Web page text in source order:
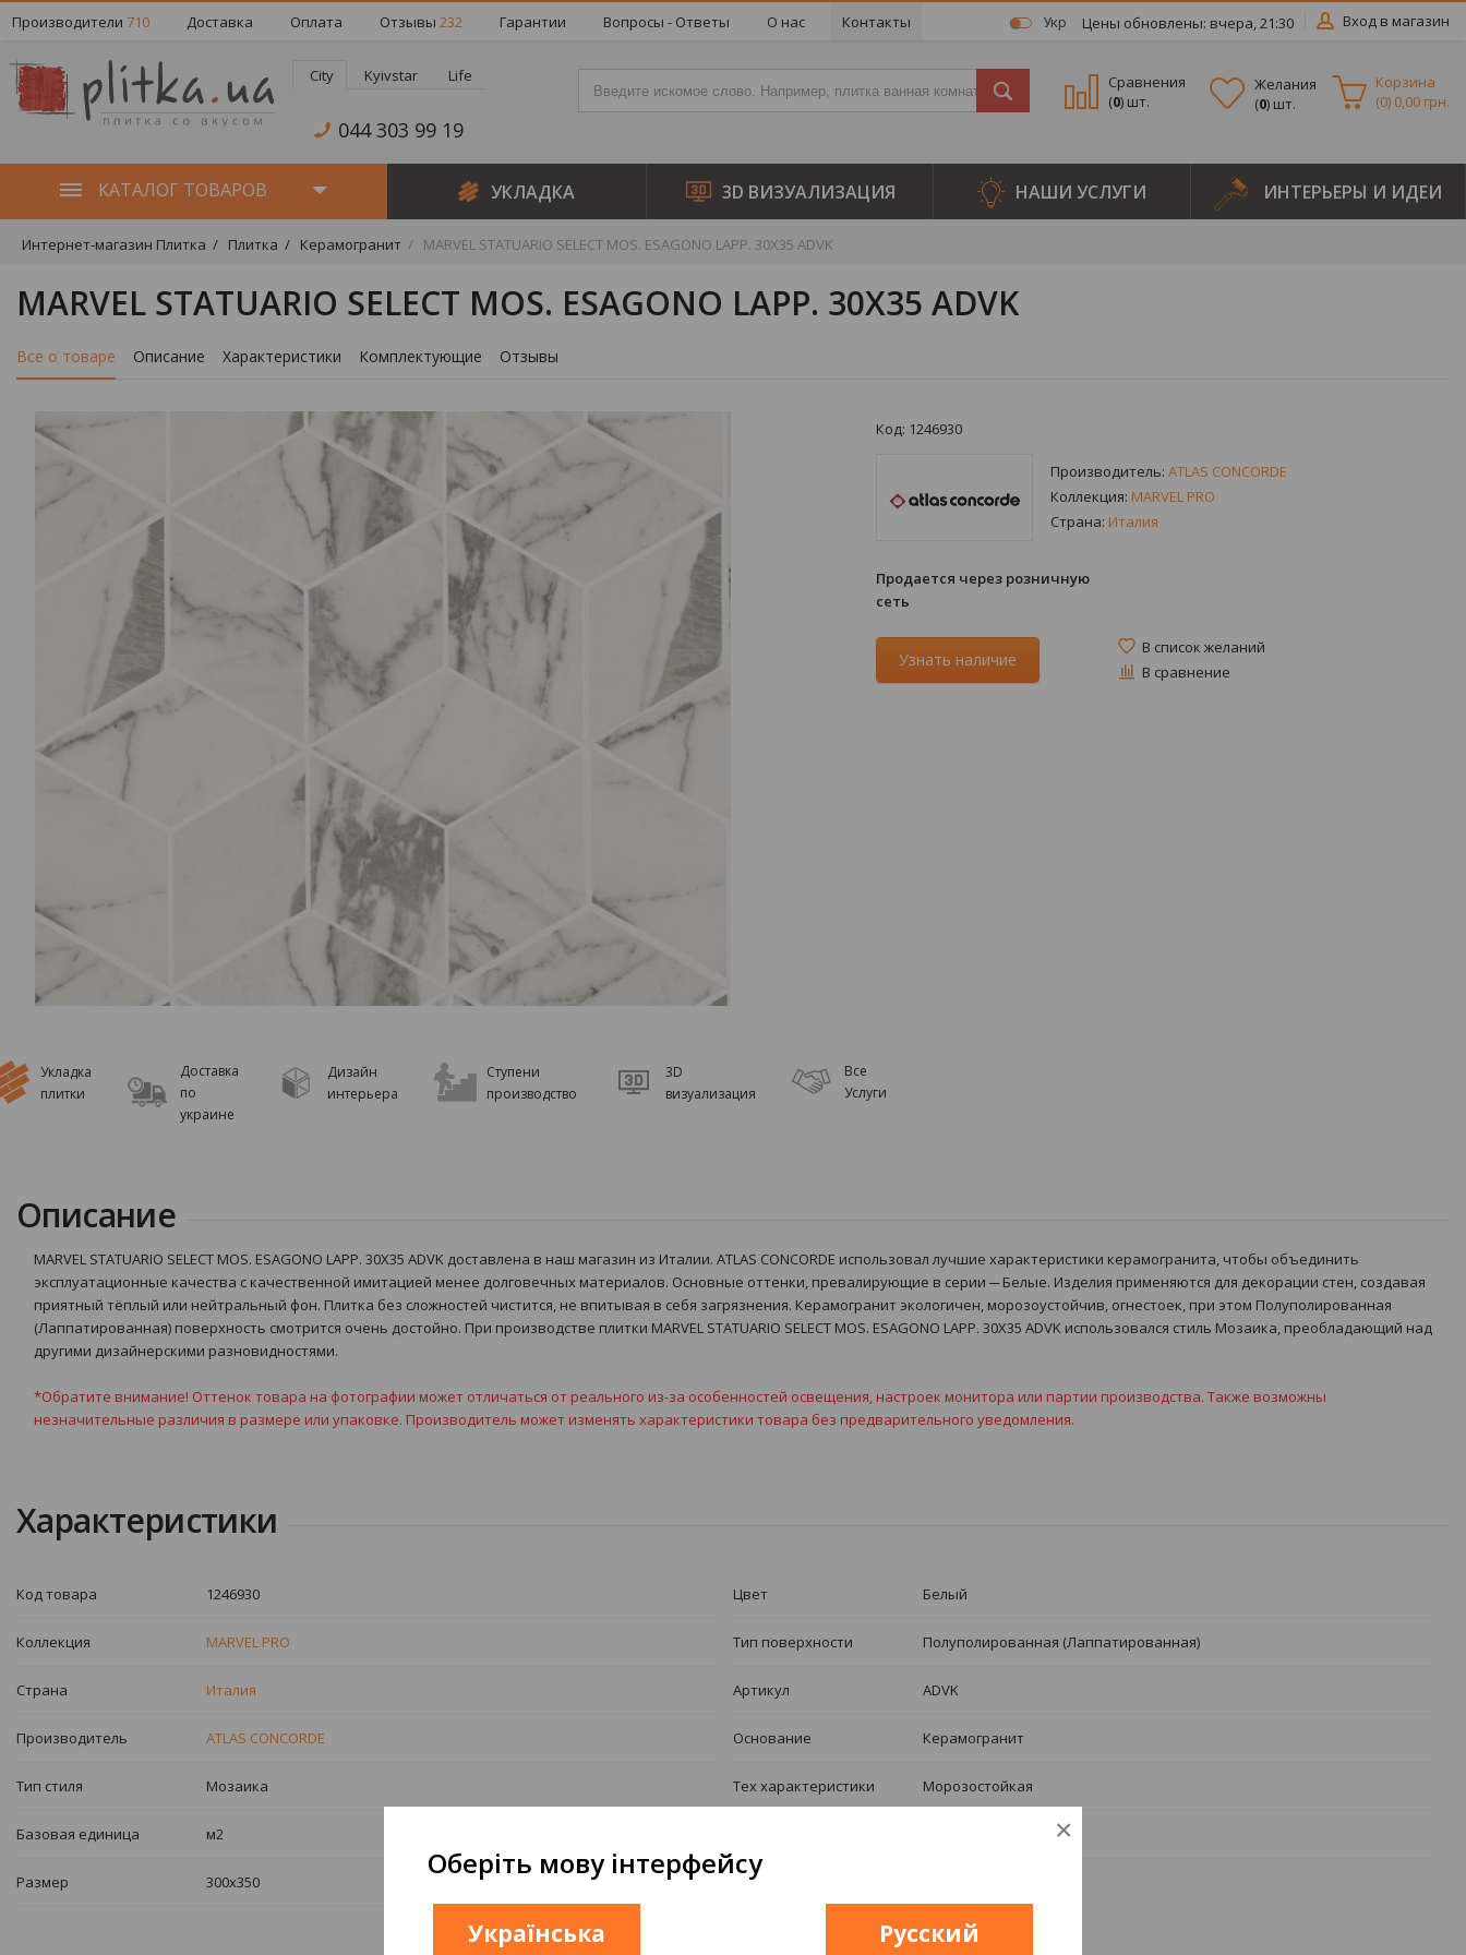
Производители 710 Доставка Оплата Отзывы 232 Гарантии Вопросы - Ответы О нас Контакты Цены обновлены: вчера, 21:30 Вход в магазин
Укр
City Kyivstar Life
044 303 99 19
Сравнения
(0) шт.
Желания
(0) шт.
Корзина
(0) 0,00 грн.
КАТАЛОГ ТОВАРОВ УКЛАДКА 3D ВИЗУАЛИЗАЦИЯ НАШИ УСЛУГИ ИНТЕРЬЕРЫ И ИДЕИ
Интернет-магазин Плитка Плитка Керамогранит MARVEL STATUARIO SELECT MOS. ESAGONO LAPP. 30X35 ADVK
MARVEL STATUARIO SELECT MOS. ESAGONO LAPP. 30X35 ADVK
Все о товаре Описание Характеристики Комплектующие Отзывы
Укладка
плитки
Доставка
по
украине
Дизайн
интерьера
Ступени
производство
3D
визуализация
Все
Услуги
Код: 1246930
Производитель:ATLAS CONCORDE
Коллекция: MARVEL PRO
Страна: Италия
Продается через розничную
сеть
Узнать наличие
В список желаний
В сравнение
Описание
MARVEL STATUARIO SELECT MOS. ESAGONO LAPP. 30X35 ADVK доставлена в наш магазин из Италии. ATLAS CONCORDE использовал лучшие характеристики керамогранита, чтобы объединить
эксплуатационные качества с качественной имитацией менее долговечных материалов. Основные оттенки, превалирующие в серии ─ Белые. Изделия применяются для декорации стен, создавая
приятный тёплый или нейтральный фон. Плитка без сложностей чистится, не впитывая в себя загрязнения. Керамогранит экологичен, морозоустойчив, огнестоек, при этом Полуполированная
(Лаппатированная) поверхность смотрится очень достойно. При производстве плитки MARVEL STATUARIO SELECT MOS. ESAGONO LAPP. 30X35 ADVK использовался стиль Мозаика, преобладающий над
другими дизайнерскими разновидностями.
*Обратите внимание! Оттенок товара на фотографии может отличаться от реального из-за особенностей освещения, настроек монитора или партии производства. Также возможны
незначительные различия в размере или упаковке. Производитель может изменять характеристики товара без предварительного уведомления.
Характеристики
Код товара 1246930
Коллекция MARVEL PRO
Страна Италия
Производитель ATLAS CONCORDE
Тип стиля Мозаика
Базовая единица м2
Размер 300х350
Цвет Белый
Тип поверхности Полуполированная (Лаппатированная)
Артикул ADVK
Основание Керамогранит
Тех характеристики Морозостойкая
×
Оберіть мову інтерфейсу
Українська Русский